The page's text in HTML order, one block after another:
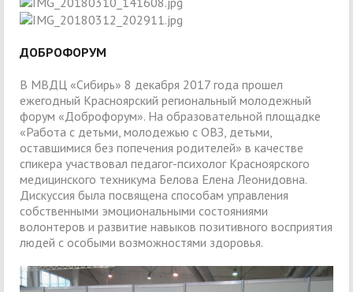
ДОБРОФОРУМ
В МВДЦ «Сибирь» 8 декабря 2017 года прошел
ежегодный Красноярский региональный молодежный
форум «Доброфорум». На образовательной площадке
«Работа с детьми, молодежью с ОВЗ, детьми,
оставшимися без попечения родителей» в качестве
спикера участвовал педагог-психолог Красноярского
медицинского техникума Белова Елена Леонидовна.
Дискуссия была посвящена способам управления
собственными эмоциональными состояниями
волонтеров и развитие навыков позитивного восприятия
людей с особыми возможностями здоровья.